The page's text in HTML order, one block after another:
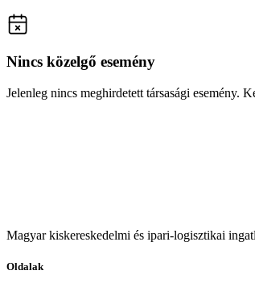
Nincs közelgő esemény
Jelenleg nincs meghirdetett társasági esemény.
Magyar kiskereskedelmi és ipari-logisztikai
Oldalak